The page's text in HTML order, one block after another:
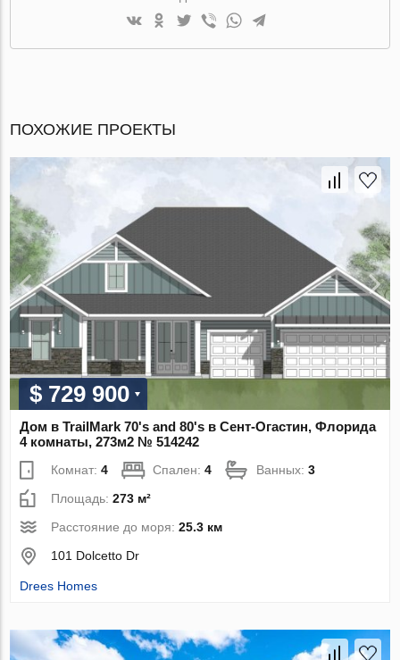
ПОХОЖИЕ ПРОЕКТЫ
$ 729 900
Дом в TrailMark 70's and 80's в Сент-Огастин, Флорида
4 комнаты, 273м2 № 514242
Комнат:4 Спален:4 Ванных:3
Площадь:273 м²
Расстояние до моря:25.3 км
101 Dolcetto Dr
Drees Homes